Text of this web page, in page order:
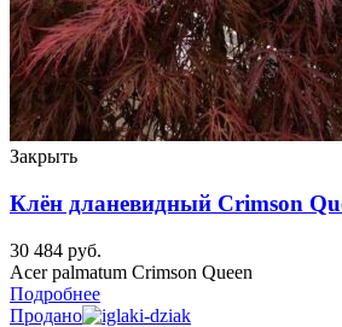
Закрыть
Клён дланевидный Crimson
30 484 руб.
Acer palmatum Crimson Queen
Подробнее
Продано